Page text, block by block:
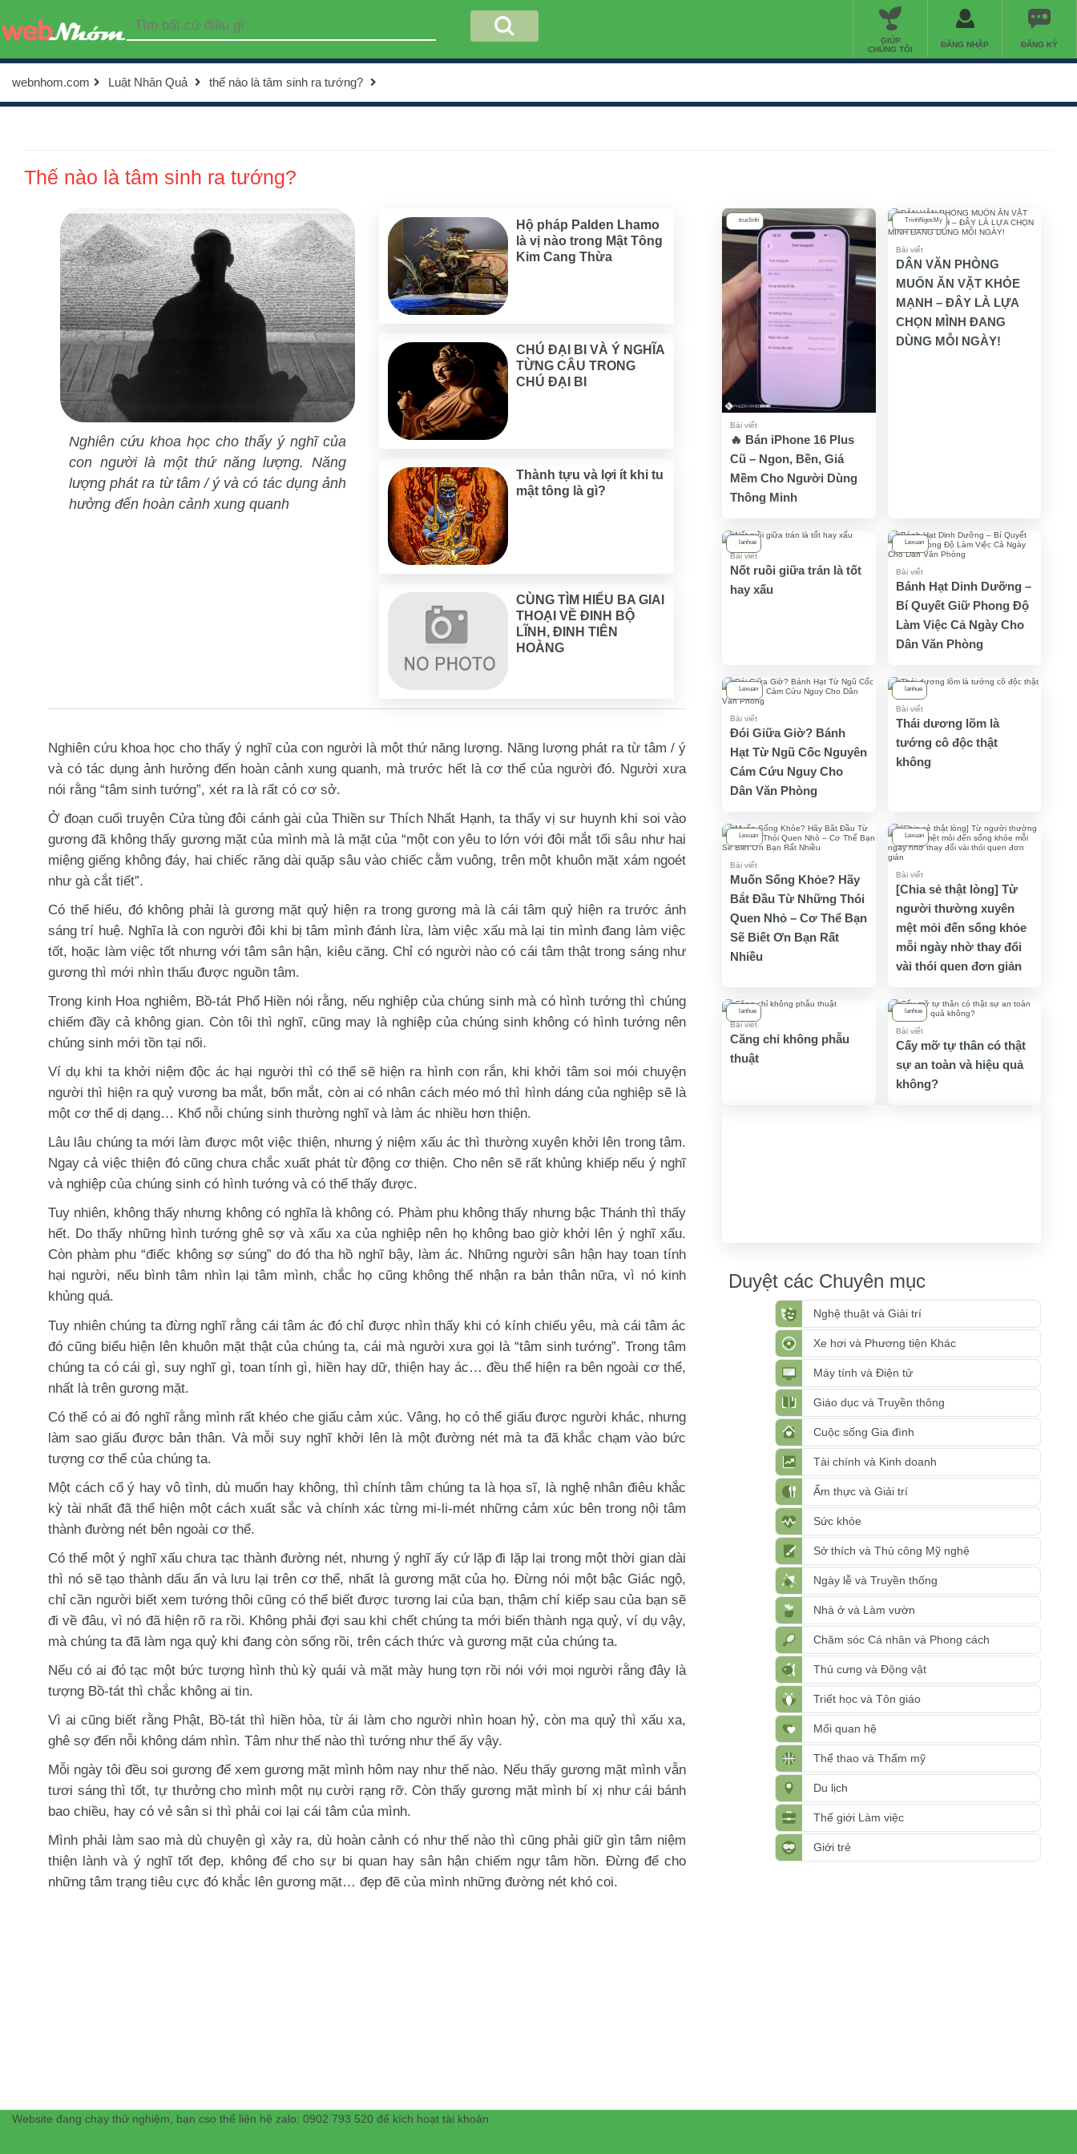
ĐĂNG KÝ
ĐĂNG NHẬP
GIÚP
CHÚNG TÔI
webnhom.com Luật Nhân Quả thế nào là tâm sinh ra tướng?
Thế nào là tâm sinh ra tướng?
Nghiên cứu khoa học cho thấy ý nghĩ của
con người là một thứ năng lượng. Năng
lượng phát ra từ tâm / ý và có tác dụng ảnh
hưởng đến hoàn cảnh xung quanh
Hộ pháp Palden Lhamo
là vị nào trong Mật Tông
Kim Cang Thừa
CHÚ ĐẠI BI VÀ Ý NGHĨA
TỪNG CÂU TRONG
CHÚ ĐẠI BI
Thành tựu và lợi ít khi tu
mật tông là gì?
CÙNG TÌM HIỂU BA GIAI
THOẠI VỀ ĐINH BỘ
LĨNH, ĐINH TIÊN
HOÀNG
Nghiên cứu khoa học cho thấy ý nghĩ của con người là một thứ năng lượng. Năng lượng phát ra từ tâm / ý
và có tác dụng ảnh hưởng đến hoàn cảnh xung quanh, mà trước hết là cơ thể của người đó. Người xưa
nói rằng “tâm sinh tướng”, xét ra là rất có cơ sở.
Ở đoạn cuối truyện Cửa tùng đôi cánh gài của Thiền sư Thích Nhất Hạnh, ta thấy vị sư huynh khi soi vào
gương đã không thấy gương mặt của mình mà là mặt của “một con yêu to lớn với đôi mắt tối sâu như hai
miệng giếng không đáy, hai chiếc răng dài quặp sâu vào chiếc cằm vuông, trên một khuôn mặt xám ngoét
như gà cắt tiết”.
Có thể hiểu, đó không phải là gương mặt quỷ hiện ra trong gương mà là cái tâm quỷ hiện ra trước ánh
sáng trí huệ. Nghĩa là con người đôi khi bị tâm mình đánh lừa, làm việc xấu mà lại tin mình đang làm việc
tốt, hoặc làm việc tốt nhưng với tâm sân hận, kiêu căng. Chỉ có người nào có cái tâm thật trong sáng như
gương thì mới nhìn thấu được nguồn tâm.
Trong kinh Hoa nghiêm, Bồ-tát Phổ Hiền nói rằng, nếu nghiệp của chúng sinh mà có hình tướng thì chúng
chiếm đầy cả không gian. Còn tôi thì nghĩ, cũng may là nghiệp của chúng sinh không có hình tướng nên
chúng sinh mới tồn tại nổi.
Ví dụ khi ta khởi niệm độc ác hại người thì có thể sẽ hiện ra hình con rắn, khi khởi tâm soi mói chuyện
người thì hiện ra quỷ vương ba mắt, bốn mắt, còn ai có nhân cách méo mó thì hình dáng của nghiệp sẽ là
một cơ thể dị dạng… Khổ nỗi chúng sinh thường nghĩ và làm ác nhiều hơn thiện.
Lâu lâu chúng ta mới làm được một việc thiện, nhưng ý niệm xấu ác thì thường xuyên khởi lên trong tâm.
Ngay cả việc thiện đó cũng chưa chắc xuất phát từ động cơ thiện. Cho nên sẽ rất khủng khiếp nếu ý nghĩ
và nghiệp của chúng sinh có hình tướng và có thể thấy được.
Tuy nhiên, không thấy nhưng không có nghĩa là không có. Phàm phu không thấy nhưng bậc Thánh thì thấy
hết. Do thấy những hình tướng ghê sợ và xấu xa của nghiệp nên họ không bao giờ khởi lên ý nghĩ xấu.
Còn phàm phu “điếc không sợ súng” do đó tha hồ nghĩ bậy, làm ác. Những người sân hận hay toan tính
hại người, nếu bình tâm nhìn lại tâm mình, chắc họ cũng không thể nhận ra bản thân nữa, vì nó kinh
khủng quá.
Tuy nhiên chúng ta đừng nghĩ rằng cái tâm ác đó chỉ được nhìn thấy khi có kính chiếu yêu, mà cái tâm ác
đó cũng biểu hiện lên khuôn mặt thật của chúng ta, cái mà người xưa gọi là “tâm sinh tướng”. Trong tâm
chúng ta có cái gì, suy nghĩ gì, toan tính gì, hiền hay dữ, thiện hay ác… đều thể hiện ra bên ngoài cơ thể,
nhất là trên gương mặt.
Có thể có ai đó nghĩ rằng mình rất khéo che giấu cảm xúc. Vâng, họ có thể giấu được người khác, nhưng
làm sao giấu được bản thân. Và mỗi suy nghĩ khởi lên là một đường nét mà ta đã khắc chạm vào bức
tượng cơ thể của chúng ta.
Một cách cố ý hay vô tình, dù muốn hay không, thì chính tâm chúng ta là họa sĩ, là nghệ nhân điêu khắc
kỳ tài nhất đã thể hiện một cách xuất sắc và chính xác từng mi-li-mét những cảm xúc bên trong nội tâm
thành đường nét bên ngoài cơ thể.
Có thể một ý nghĩ xấu chưa tạc thành đường nét, nhưng ý nghĩ ấy cứ lặp đi lặp lại trong một thời gian dài
thì nó sẽ tạo thành dấu ấn và lưu lại trên cơ thể, nhất là gương mặt của họ. Đừng nói một bậc Giác ngộ,
chỉ cần người biết xem tướng thôi cũng có thể biết được tương lai của bạn, thậm chí kiếp sau của bạn sẽ
đi về đâu, vì nó đã hiện rõ ra rồi. Không phải đợi sau khi chết chúng ta mới biến thành ngạ quỷ, ví dụ vậy,
mà chúng ta đã làm ngạ quỷ khi đang còn sống rồi, trên cách thức và gương mặt của chúng ta.
Nếu có ai đó tạc một bức tượng hình thù kỳ quái và mặt mày hung tợn rồi nói với mọi người rằng đây là
tượng Bồ-tát thì chắc không ai tin.
Vì ai cũng biết rằng Phật, Bồ-tát thì hiền hòa, từ ái làm cho người nhìn hoan hỷ, còn ma quỷ thì xấu xa,
ghê sợ đến nỗi không dám nhìn. Tâm như thế nào thì tướng như thế ấy vậy.
Mỗi ngày tôi đều soi gương để xem gương mặt mình hôm nay như thế nào. Nếu thấy gương mặt mình vẫn
tươi sáng thì tốt, tự thưởng cho mình một nụ cười rạng rỡ. Còn thấy gương mặt mình bí xị như cái bánh
bao chiều, hay có vẻ sân si thì phải coi lại cái tâm của mình.
Mình phải làm sao mà dù chuyện gì xảy ra, dù hoàn cảnh có như thế nào thì cũng phải giữ gìn tâm niệm
thiện lành và ý nghĩ tốt đẹp, không để cho sự bi quan hay sân hận chiếm ngự tâm hồn. Đừng để cho
những tâm trạng tiêu cực đó khắc lên gương mặt… đẹp đẽ của mình những đường nét khó coi.
truclinh
Bài viết
🔥 Bán iPhone 16 Plus
Cũ – Ngon, Bền, Giá
Mềm Cho Người Dùng
Thông Minh
TrinhNgocMy
Bài viết
DÂN VĂN PHÒNG
MUỐN ĂN VẶT KHỎE
MẠNH – ĐÂY LÀ LỰA
CHỌN MÌNH ĐANG
DÙNG MỖI NGÀY!
lanhue
Bài viết
Nốt ruồi giữa trán là tốt
hay xấu
Lexuan
Bài viết
Bánh Hạt Dinh Dưỡng –
Bí Quyết Giữ Phong Độ
Làm Việc Cả Ngày Cho
Dân Văn Phòng
Lexuan
Bài viết
Đói Giữa Giờ? Bánh
Hạt Từ Ngũ Cốc Nguyên
Cám Cứu Nguy Cho
Dân Văn Phòng
lanhue
Bài viết
Thái dương lõm là
tướng cô độc thật
không
Lexuan
Bài viết
Muốn Sống Khỏe? Hãy
Bắt Đầu Từ Những Thói
Quen Nhỏ – Cơ Thể Bạn
Sẽ Biết Ơn Bạn Rất
Nhiều
Lexuan
Bài viết
[Chia sẻ thật lòng] Từ
người thường xuyên
mệt mỏi đến sống khỏe
mỗi ngày nhờ thay đổi
vài thói quen đơn giản
lanhue
Bài viết
Căng chỉ không phẫu
thuật
lanhue
Bài viết
Cấy mỡ tự thân có thật
sự an toàn và hiệu quả
không?
Duyệt các Chuyên mục
Nghệ thuật và Giải trí
Xe hơi và Phương tiện Khác
Máy tính và Điện tử
Giáo dục và Truyền thông
Cuộc sống Gia đình
Tài chính và Kinh doanh
Ẩm thực và Giải trí
Sức khỏe
Sở thích và Thủ công Mỹ nghệ
Ngày lễ và Truyền thống
Nhà ở và Làm vườn
Chăm sóc Cá nhân và Phong cách
Thú cưng và Động vật
Triết học và Tôn giáo
Mối quan hệ
Thể thao và Thẩm mỹ
Du lịch
Thế giới Làm việc
Giới trẻ
Website đang chạy thử nghiệm, bạn cso thể liên hệ zalo: 0902 793 520 để kích hoạt tài khoản